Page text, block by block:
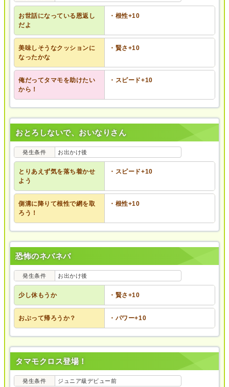
お世話になっている恩返し
だよ
・根性+10
美味しそうなクッションに
なったかな
・賢さ+10
俺だってタマモを助けたい
から！
・スピード+10
おとろしないで、おいなりさん
発生条件 お出かけ後
とりあえず気を落ち着かせ
よう
・スピード+10
側溝に降りて根性で網を取
ろう！
・根性+10
恐怖のネバネバ
発生条件 お出かけ後
少し休もうか ・賢さ+10
おぶって帰ろうか？ ・パワー+10
タマモクロス登場！
発生条件 ジュニア級デビュー前